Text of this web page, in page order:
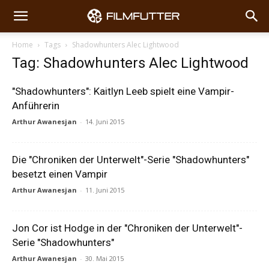
Home Tags Shadowhunters Alec Lightwood
Tag: Shadowhunters Alec Lightwood
"Shadowhunters": Kaitlyn Leeb spielt eine Vampir-
Anführerin
Arthur Awanesjan - 14. Juni 2015
Die "Chroniken der Unterwelt"-Serie "Shadowhunters"
besetzt einen Vampir
Arthur Awanesjan - 11. Juni 2015
Jon Cor ist Hodge in der "Chroniken der Unterwelt"-
Serie "Shadowhunters"
Arthur Awanesjan - 30. Mai 2015